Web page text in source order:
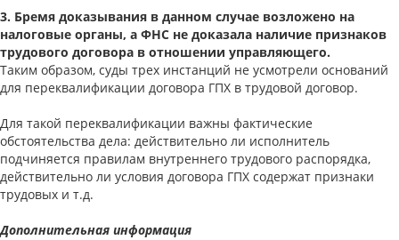
3. Бремя доказывания в данном случае возложено на
налоговые органы, а ФНС не доказала наличие признаков
трудового договора в отношении управляющего.
Таким образом, суды трех инстанций не усмотрели оснований
для переквалификации договора ГПХ в трудовой договор.
Для такой переквалификации важны фактические
обстоятельства дела: действительно ли исполнитель
подчиняется правилам внутреннего трудового распорядка,
действительно ли условия договора ГПХ содержат признаки
трудовых и т.д.
Дополнительная информация